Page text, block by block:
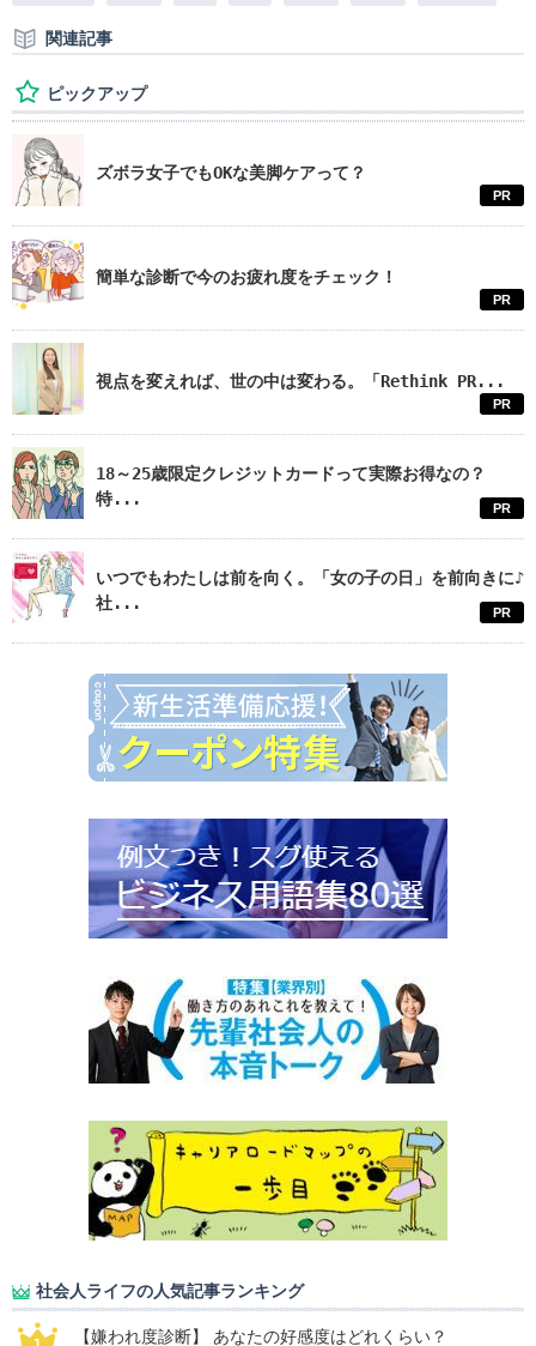
関連記事
ピックアップ
ズボラ女子でもOKな美脚ケアって？
PR
簡単な診断で今のお疲れ度をチェック！
PR
視点を変えれば、世の中は変わる。「Rethink PR...
PR
18～25歳限定クレジットカードって実際お得なの？
特...
PR
いつでもわたしは前を向く。「女の子の日」を前向きに♪
社...
PR
社会人ライフの人気記事ランキング
【嫌われ度診断】 あなたの好感度はどれくらい？